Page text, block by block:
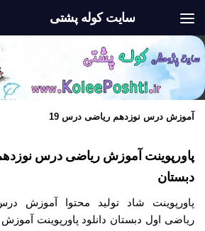
سایت کوله پشتی
آموزش درس نوزدهم ریاضی درس 19
پاورپوینت آموزش ریاضی درس
دبستان
پاورپوینت شاد تولید محتوا آموزش
ریاضی اول دبستان دانلود پاورپوینت